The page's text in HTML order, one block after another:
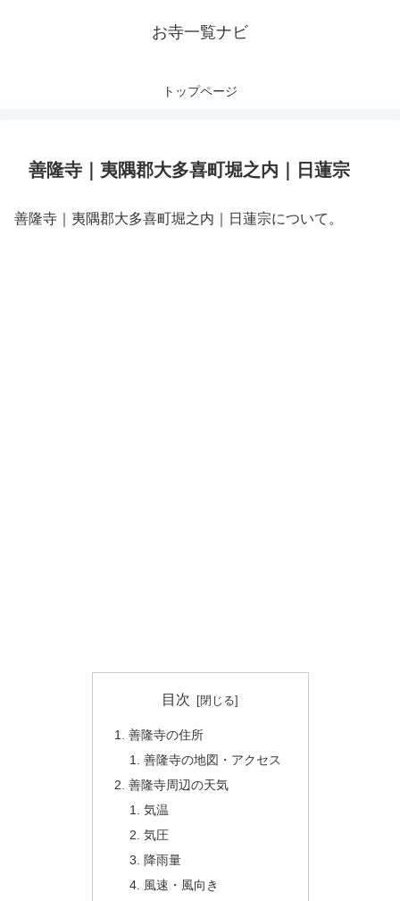
お寺一覧ナビ
トップページ
善隆寺｜夷隅郡大多喜町堀之内｜日蓮宗
善隆寺｜夷隅郡大多喜町堀之内｜日蓮宗について。
目次
善隆寺の住所
善隆寺の地図・アクセス
善隆寺周辺の天気
気温
気圧
降雨量
風速・風向き